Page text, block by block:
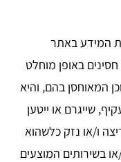
המידע באתר
באופן מוחלט
המאוחסן בהם, והיא
שייגרם או ייטען
ו/או נזק כלשהוא
בשירותים המוצעים